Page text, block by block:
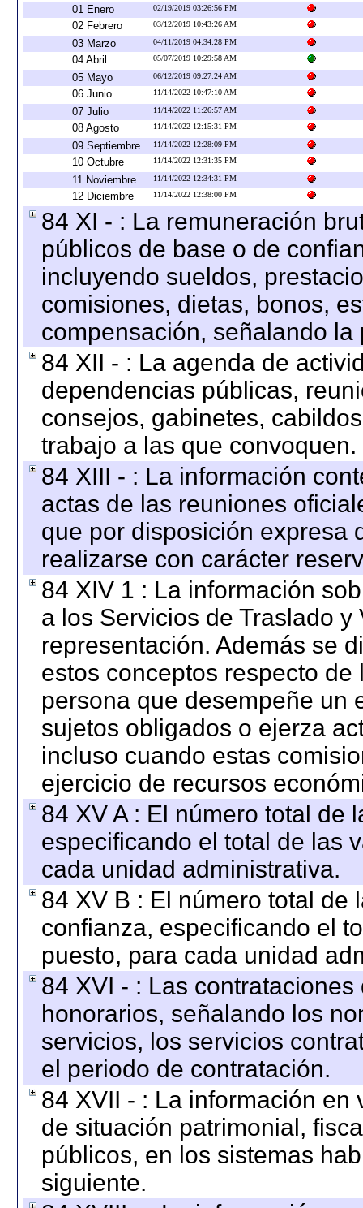
01 Enero 02/19/2019 03:26:56 PM
02 Febrero 03/12/2019 10:43:26 AM
03 Marzo 04/11/2019 04:34:28 PM
04 Abril 05/07/2019 10:29:58 AM
05 Mayo 06/12/2019 09:27:24 AM
06 Junio 11/14/2022 10:47:10 AM
07 Julio 11/14/2022 11:26:57 AM
08 Agosto 11/14/2022 12:15:31 PM
09 Septiembre 11/14/2022 12:28:09 PM
10 Octubre 11/14/2022 12:31:35 PM
11 Noviembre 11/14/2022 12:34:31 PM
12 Diciembre 11/14/2022 12:38:00 PM
84 XI - : La remuneración
públicos de base o de
incluyendo sueldos,
comisiones, dietas, bonos,
compensación, señalando
84 XII - : La agenda de
dependencias públicas,
consejos, gabinetes,
trabajo a las que convoquen.
84 XIII - : La información
actas de las reuniones
que por disposición expresa
realizarse con carácter
84 XIV 1 : La información
a los Servicios de Traslado
representación. Además se
estos conceptos respecto
persona que desempeñe un
sujetos obligados o ejerza
incluso cuando estas
ejercicio de recursos
84 XV A : El número total de
especificando el total de las
cada unidad administrativa.
84 XV B : El número total de
confianza, especificando el
puesto, para cada unidad
84 XVI - : Las
honorarios, señalando los
servicios, los servicios
el periodo de contratación.
84 XVII - : La información
de situación patrimonial,
públicos, en los sistemas
siguiente.